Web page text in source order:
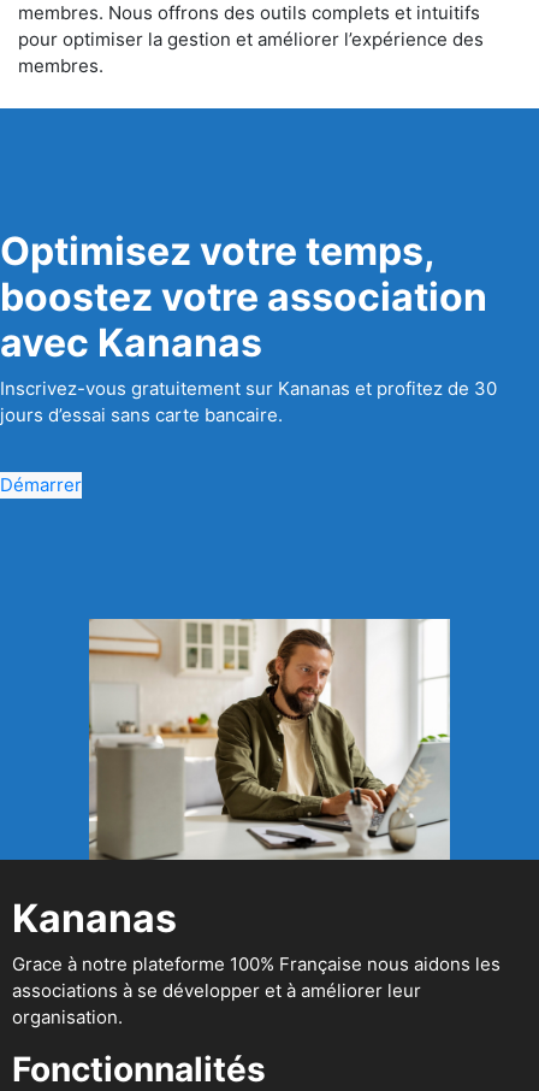
membres. Nous offrons des outils complets et intuitifs
pour optimiser la gestion et améliorer l’expérience des
membres.
Optimisez votre temps,
boostez votre association
avec Kananas
Inscrivez-vous gratuitement sur Kananas et profitez de 30
jours d’essai sans carte bancaire.
Démarrer
Kananas
Grace à notre plateforme 100% Française nous aidons les
associations à se développer et à améliorer leur
organisation.
Fonctionnalités